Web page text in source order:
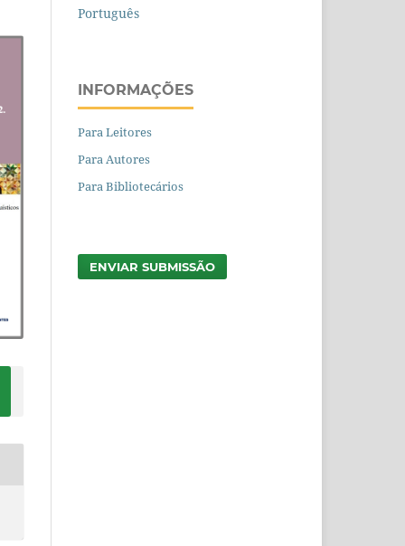
Português
INFORMAÇÕES
Para Leitores
Para Autores
Para Bibliotecários
ENVIAR SUBMISSÃO